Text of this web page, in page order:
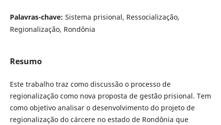
Palavras-chave: Sistema prisional, Ressocialização,
Regionalização, Rondônia
Resumo
Este trabalho traz como discussão o processo de
regionalização como nova proposta de gestão prisional. Tem
como objetivo analisar o desenvolvimento do projeto de
regionalização do cárcere no estado de Rondônia que